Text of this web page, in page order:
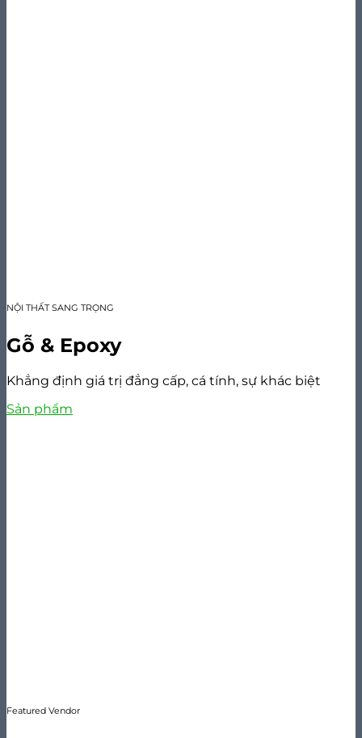
NỘI THẤT SANG TRỌNG
Gỗ & Epoxy
Khẳng định giá trị đẳng cấp, cá tính, sự khác biệt
Sản phẩm
Featured Vendor